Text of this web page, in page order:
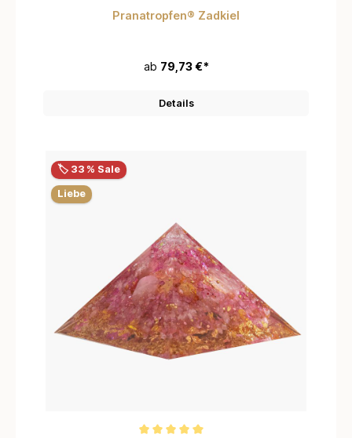
Durchschnittliche Bewertung von 5 von 5 Sternen
Pranatropfen® Zadkiel
ab 79,73 €*
Details
🏷️ 33 % Sale
Liebe